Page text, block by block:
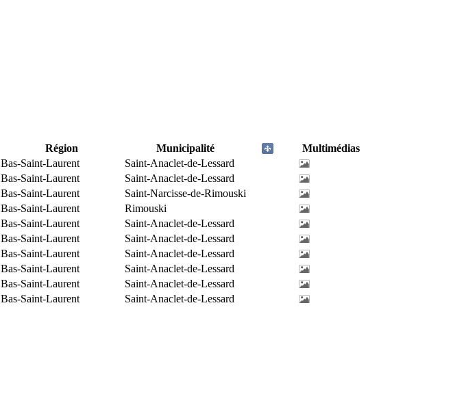
Région Municipalité
Multimédias
Bas-Saint-Laurent
Saint-Anaclet-de-Lessard
Bas-Saint-Laurent
Saint-Anaclet-de-Lessard
Bas-Saint-Laurent
Saint-Narcisse-de-Rimouski
Bas-Saint-Laurent
Rimouski
Bas-Saint-Laurent
Saint-Anaclet-de-Lessard
Bas-Saint-Laurent
Saint-Anaclet-de-Lessard
Bas-Saint-Laurent
Saint-Anaclet-de-Lessard
Bas-Saint-Laurent
Saint-Anaclet-de-Lessard
Bas-Saint-Laurent
Saint-Anaclet-de-Lessard
Bas-Saint-Laurent Saint-Anaclet-de-Lessard